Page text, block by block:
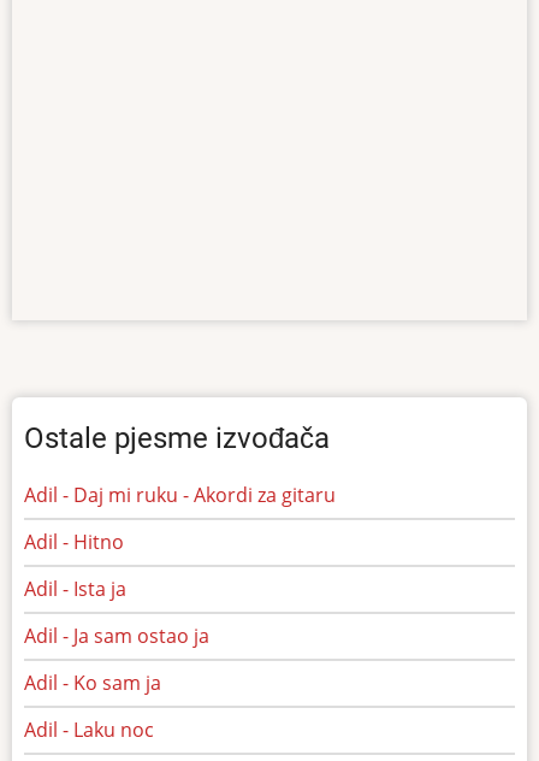
Ostale pjesme izvođača
Adil - Daj mi ruku - Akordi za gitaru
Adil - Hitno
Adil - Ista ja
Adil - Ja sam ostao ja
Adil - Ko sam ja
Adil - Laku noc